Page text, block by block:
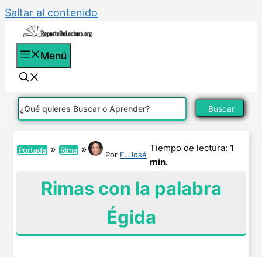
Saltar al contenido
Menú
Buscar
Portada » Rima » Por F. José
Tiempo de lectura: 1
min.
Rimas con la palabra
Égida